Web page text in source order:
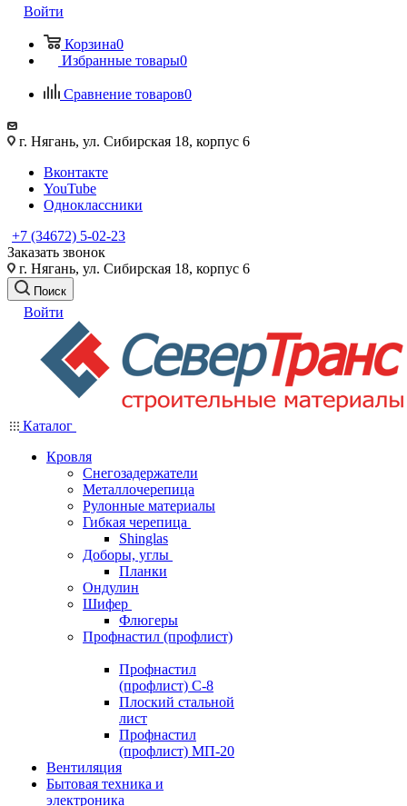
Войти
Корзина0
Избранные товары0
Сравнение товаров0
г. Нягань, ул. Сибирская 18, корпус 6
Вконтакте
YouTube
Одноклассники
+7 (34672) 5-02-23
Заказать звонок
г. Нягань, ул. Сибирская 18, корпус 6
Поиск
Войти
Каталог
Кровля
Снегозадержатели
Металлочерепица
Рулонные материалы
Гибкая черепица
Shinglas
Доборы, углы
Планки
Ондулин
Шифер
Флюгеры
Профнастил (профлист)
Профнастил
(профлист) С-8
Плоский стальной
лист
Профнастил
(профлист) МП-20
Вентиляция
Бытовая техника и
электроника